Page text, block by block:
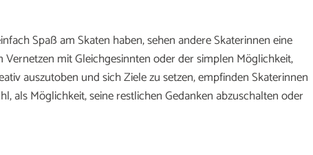
Spaß am Skaten haben, sehen andere Skaterinnen eine
mit Gleichgesinnten oder der simplen Möglichkeit,
auszutoben und sich Ziele zu setzen, empfinden Skaterinnen
als Möglichkeit, seine restlichen Gedanken abzuschalten oder